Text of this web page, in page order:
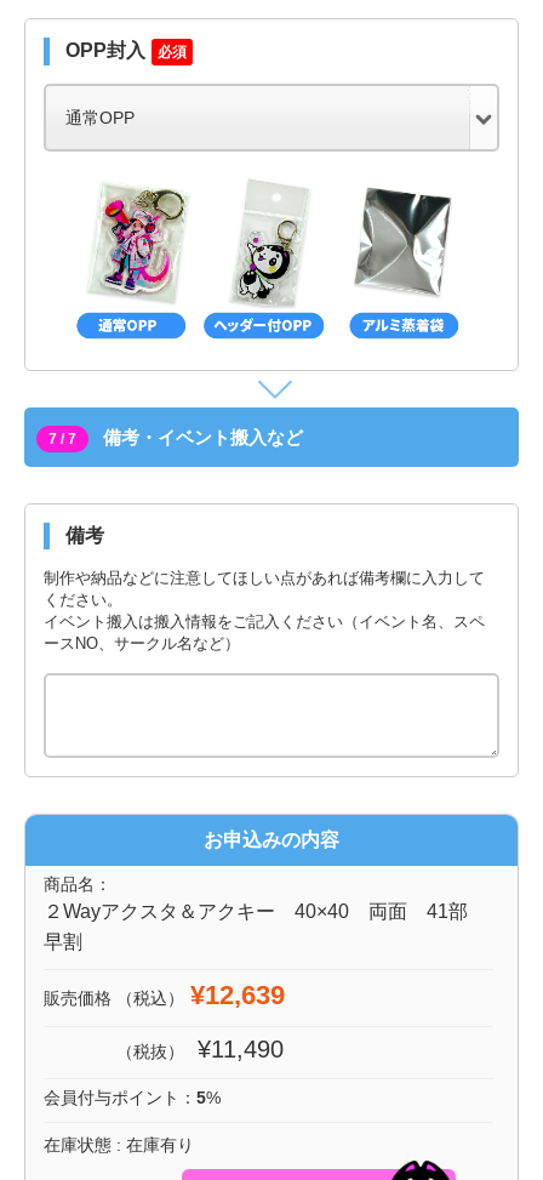
OPP封入 必須
7 / 7 備考・イベント搬入など
備考
制作や納品などに注意してほしい点があれば備考欄に入力して
ください。
イベント搬入は搬入情報をご記入ください（イベント名、スペ
ースNO、サークル名など）
お申込みの内容
商品名：
２Wayアクスタ＆アクキー 40×40 両面 41部
早割
販売価格 （税込） ¥12,639
（税抜） ¥11,490
会員付与ポイント： 5%
在庫状態 : 在庫有り